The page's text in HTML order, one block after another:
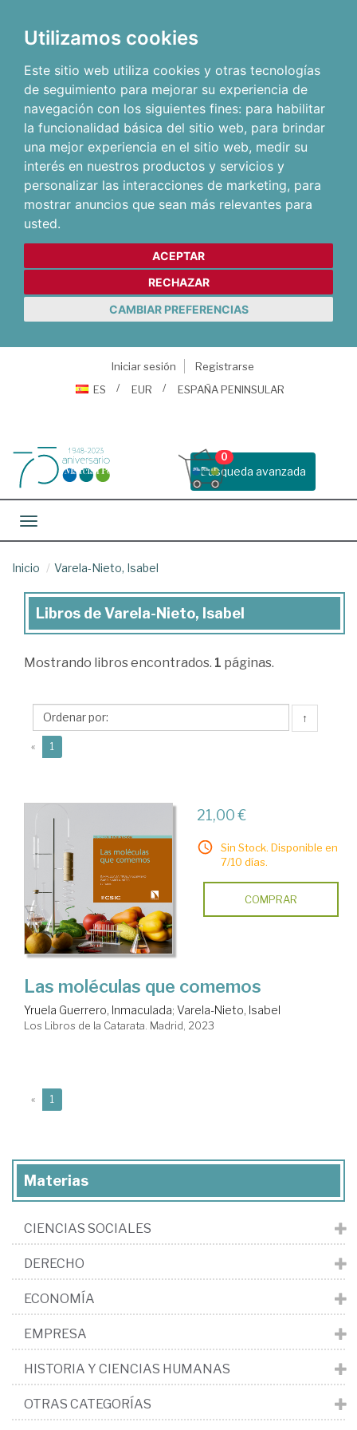
Utilizamos cookies
Este sitio web utiliza cookies y otras tecnologías
de seguimiento para mejorar su experiencia de
navegación con los siguientes fines: para habilitar
la funcionalidad básica del sitio web, para brindar
una mejor experiencia en el sitio web, medir su
interés en nuestros productos y servicios y
personalizar las interacciones de marketing, para
mostrar anuncios que sean más relevantes para
usted.
ACEPTAR
RECHAZAR
CAMBIAR PREFERENCIAS
Iniciar sesión
Registrarse
ES
EUR ESPAÑA PENINSULAR
Busqueda avanzada
0
Toggle navigation
Inicio Varela-Nieto, Isabel
Libros
Varela-
Isabel
Libros de Varela-Nieto, Isabel
Mostrando libros encontrados. 1 páginas.
↑
« 1
21,00 €
Sin Stock. Disponible en
7/10 días.
COMPRAR
Las moléculas que comemos
Yruela Guerrero, Inmaculada; Varela-Nieto, Isabel
Los Libros de la Catarata. Madrid, 2023
« 1
Materias
CIENCIAS SOCIALES
DERECHO
ECONOMÍA
EMPRESA
HISTORIA Y CIENCIAS HUMANAS
OTRAS CATEGORÍAS